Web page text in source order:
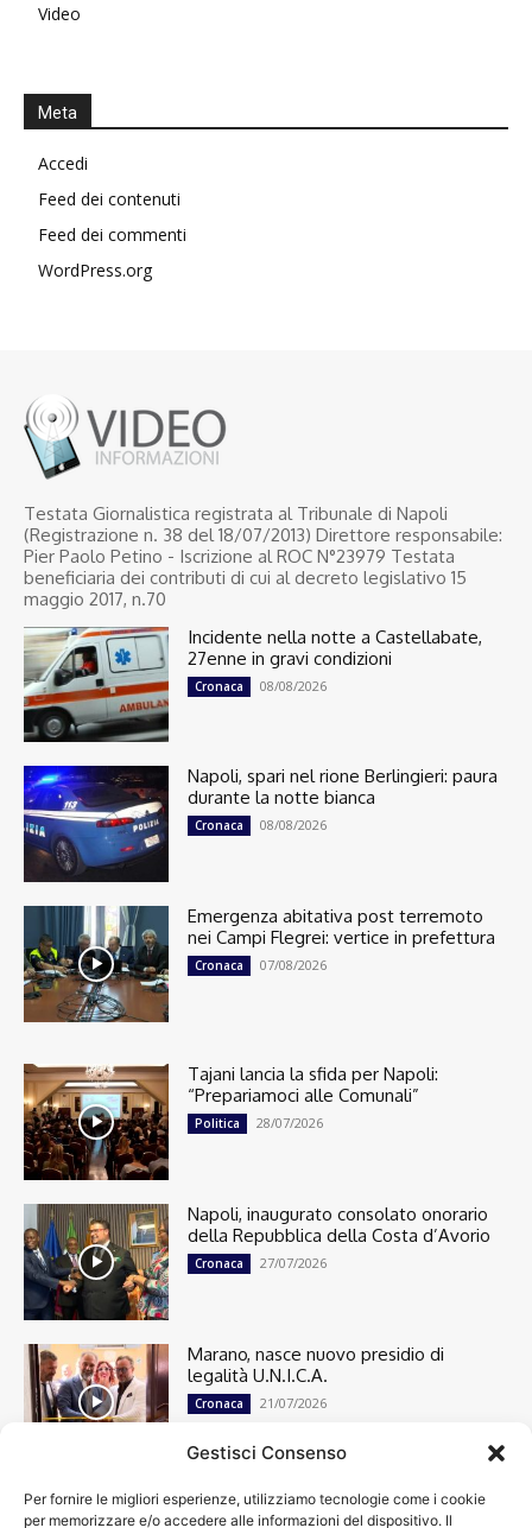
Gestisci Consenso
Per fornire le migliori esperienze, utilizziamo tecnologie come i cookie
per memorizzare e/o accedere alle informazioni del dispositivo. Il
Video
Meta
Accedi
Feed dei contenuti
Feed dei commenti
WordPress.org
Testata Giornalistica registrata al Tribunale di Napoli
(Registrazione n. 38 del 18/07/2013) Direttore responsabile:
Pier Paolo Petino - Iscrizione al ROC N°23979 Testata
beneficiaria dei contributi di cui al decreto legislativo 15
maggio 2017, n.70
Incidente nella notte a Castellabate,
27enne in gravi condizioni
Cronaca 08/08/2026
Napoli, spari nel rione Berlingieri: paura
durante la notte bianca
Cronaca 08/08/2026
Emergenza abitativa post terremoto
nei Campi Flegrei: vertice in prefettura
Cronaca 07/08/2026
Tajani lancia la sfida per Napoli:
“Prepariamoci alle Comunali”
Politica 28/07/2026
Napoli, inaugurato consolato onorario
della Repubblica della Costa d’Avorio
Cronaca 27/07/2026
Marano, nasce nuovo presidio di
legalità U.N.I.C.A.
Cronaca 21/07/2026
Cronaca
13501